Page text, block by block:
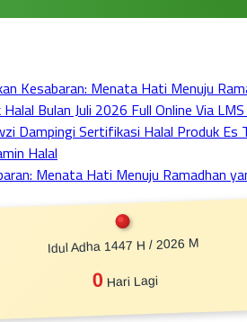
Kesabaran: Menata Hati Menuju
Bulan Juli 2026 Full Online Via LMS
Dampingi Sertifikasi Halal Produk Es
Halal
Menata Hati Menuju Ramadhan
Idul Adha 1447 H / 2026 M
0 Hari Lagi